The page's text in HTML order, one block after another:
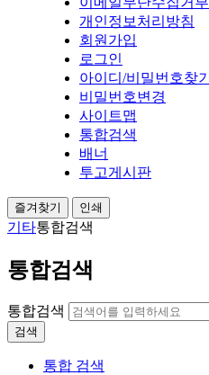
개인정보처리방침
회원가입
로그인
아이디/비밀번호찾기
비밀번호변경
사이트맵
통합검색
배너
투고게시판
즐겨찾기 인쇄
기타통합검색
통합검색
통합검색
검색
통합 검색